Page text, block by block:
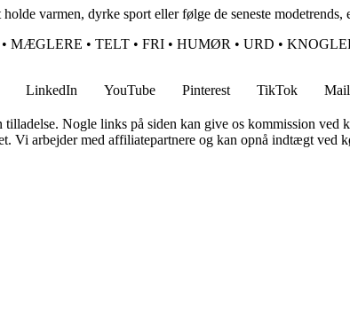
varmen, dyrke sport eller følge de seneste
• MÆGLERE • TELT • FRI • HUMØR • URD •
LinkedIn YouTube Pinterest TikTok Mail
Nogle links på siden kan give os kommission ved
Vi arbejder med affiliatepartnere og kan opnå indtægt ved